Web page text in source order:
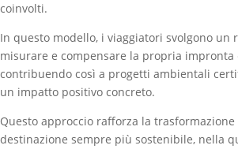
coinvolti.
In questo modello, i viaggiatori svolgono un
misurare e compensare la propria impronta
contribuendo così a progetti ambientali
un impatto positivo concreto.
Questo approccio rafforza la
destinazione sempre più sostenibile, nella